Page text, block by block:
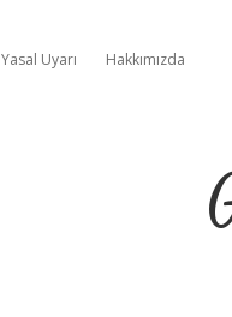
Yasal Uyarı Hakkımızda